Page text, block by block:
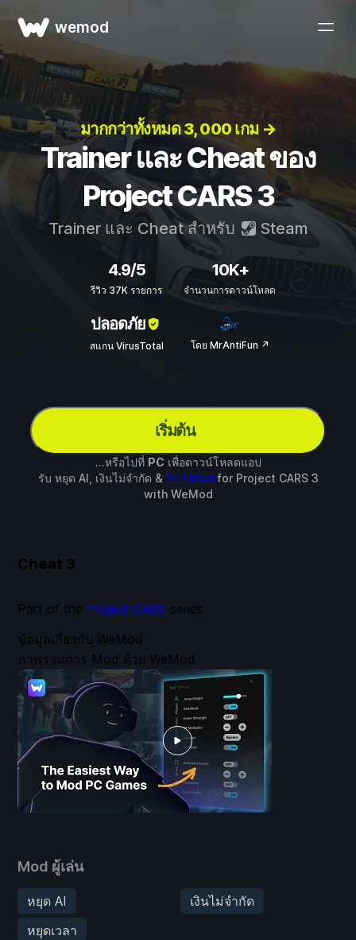
wemod
มากกว่าทั้งหมด 3, 000 เกม →
Trainer และ Cheat ของ
Project CARS 3
Trainer และ Cheat สำหรับ Steam
4.9/5
รีวิว 37K รายการ
10K+
จำนวนการดาวน์โหลด
ปลอดภัย
สแกน VirusTotal โดย MrAntiFun ↗
เริ่มต้น
...หรือไปที่ PC เพื่อดาวน์โหลดแอป
รับ หยุด AI, เงินไม่จำกัด & อีก 1 Mod for Project CARS 3
with WeMod
Cheat 3
Mod ผู้เล่น
หยุด AI
เงินไม่จำกัด
หยุดเวลา
ข้อมูลเกี่ยวกับ WeMod
ภาพรวมการ Mod ด้วย WeMod
Part of the Project CARS series